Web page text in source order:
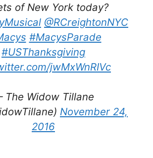
of New York today?
@RCreightonNYC
#MacysParade
#USThanksgiving
jwMxWnRIVc
Widow Tillane
November 24,
2016